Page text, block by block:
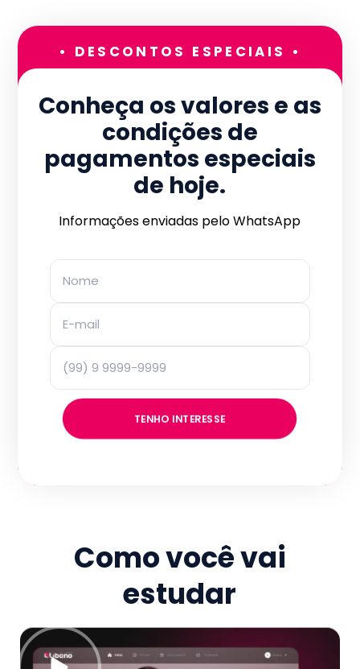
• DESCONTOS ESPECIAIS •
Conheça os valores e as
condições de
pagamentos especiais
de hoje.
Informações enviadas pelo WhatsApp
TENHO INTERESSE
Como você vai
estudar